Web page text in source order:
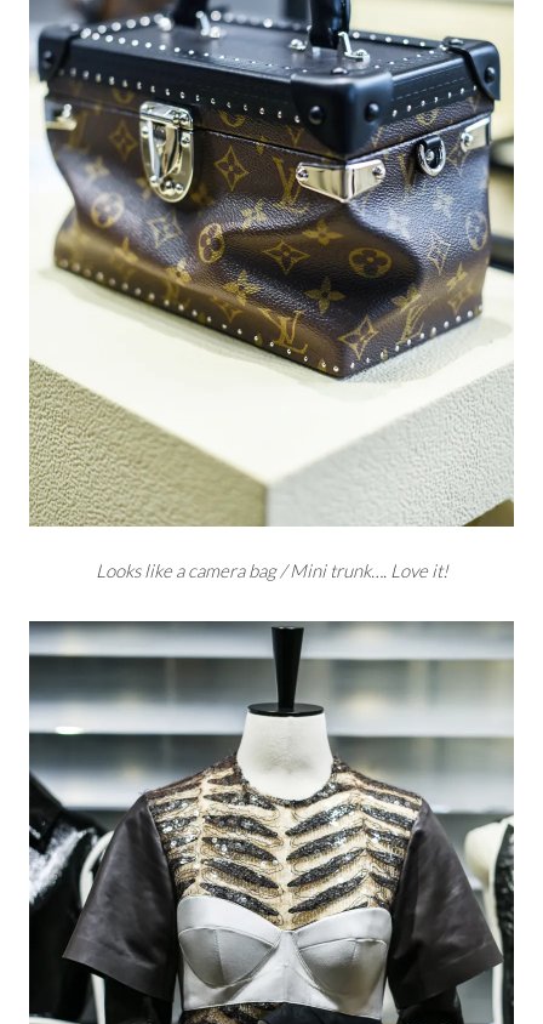
Looks like a camera bag / Mini trunk…. Love it!